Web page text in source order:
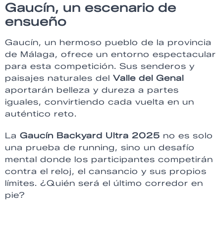
Gaucín, un escenario de
ensueño
Gaucín, un hermoso pueblo de la provincia
de Málaga, ofrece un entorno espectacular
para esta competición. Sus senderos y
paisajes naturales del Valle del Genal
aportarán belleza y dureza a partes
iguales, convirtiendo cada vuelta en un
auténtico reto.
La Gaucín Backyard Ultra 2025 no es solo
una prueba de running, sino un desafío
mental donde los participantes competirán
contra el reloj, el cansancio y sus propios
límites. ¿Quién será el último corredor en
pie?